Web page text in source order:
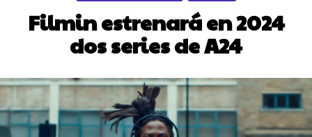
Filmin estrenará en 2024
dos series de A24